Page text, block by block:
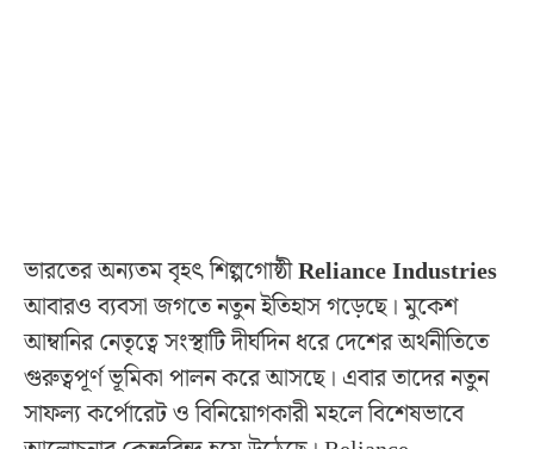
ভারতের অন্যতম বৃহৎ শিল্পগোষ্ঠীReliance Industries
আবারও ব্যবসা জগতে নতুন ইতিহাস গড়েছে। মুকেশ
আম্বানির নেতৃত্বে সংস্থাটি দীর্ঘদিন ধরে দেশের অর্থনীতিতে
গুরুত্বপূর্ণ ভূমিকা পালন করে আসছে। এবার তাদের নতুন
সাফল্য কর্পোরেট ও বিনিয়োগকারী মহলে বিশেষভাবে